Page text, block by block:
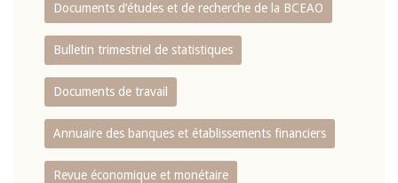
Documents d’études et de recherche de la BCEAO
Bulletin trimestriel de statistiques
Documents de travail
Annuaire des banques et établissements financiers
Revue économique et monétaire